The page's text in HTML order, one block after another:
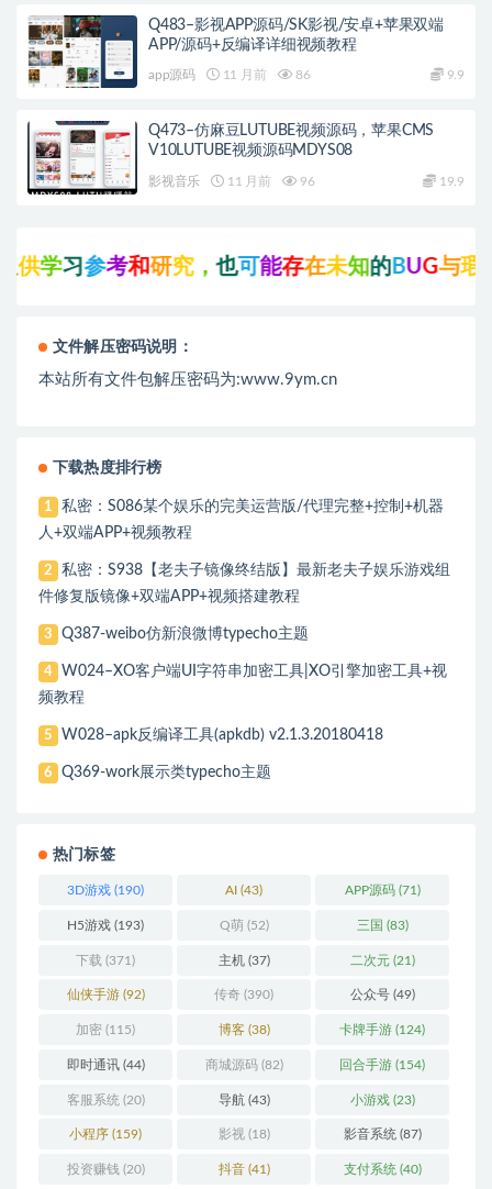
Q483–影视APP源码/SK影视/安卓+苹果双端
APP/源码+反编译详细视频教程
app源码 11 月前 86 9.9
Q473–仿麻豆LUTUBE视频源码，苹果CMS
V10LUTUBE视频源码MDYS08
影视音乐 11 月前 96 19.9
学习参考和研究，也 可能 存在未知的BU G与瑕疵
文件解压密码说明：
本站所有文件包解压密码为:www.9ym.cn
下载热度排行榜
1
私密：S086某个娱乐的完美运营版/代理完整+控制+机器
人+双端APP+视频教程
2
私密：S938【老夫子镜像终结版】最新老夫子娱乐游戏组
件修复版镜像+双端APP+视频搭建教程
3 Q387-weibo仿新浪微博typecho主题
4
W024–XO客户端UI字符串加密工具|XO引擎加密工具+视
频教程
5 W028–apk反编译工具(apkdb) v2.1.3.20180418
6 Q369-work展示类typecho主题
热门标签
3D游戏 (190) AI (43) APP源码(71)
H5游戏 (193) Q萌(52) 三国 (83)
下载 (371) 主机(37) 二次元(21)
仙侠手游(92) 传奇 (390) 公众号(49)
加密 (115) 博客(38) 卡牌手游 (124)
即时通讯(44) 商城源码(82) 回合手游 (154)
客服系统 (20) 导航(43) 小游戏(23)
小程序 (159) 影视(18) 影音系统(87)
投资赚钱 (20) 抖音(41) 支付系统 (40)